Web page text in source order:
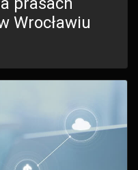
Wrocławiu